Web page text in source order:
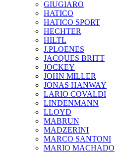
GIUGIARO
HATICO
HATICO SPORT
HECHTER
HILTL
J.PLOENES
JAСQUES BRITT
JOCKEY
JOHN MILLER
JONAS HANWAY
LARIO COVALDI
LINDENMANN
LLOYD
MABRUN
MADZERINI
MARCO SANTONI
MARIO MACHADO